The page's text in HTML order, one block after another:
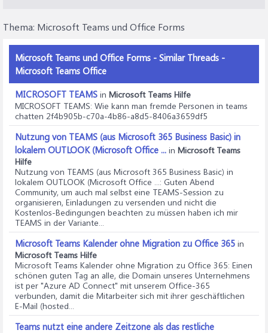
Thema: Microsoft Teams und Office Forms
Microsoft Teams und Office Forms - Similar Threads -
Microsoft Teams Office
MICROSOFT TEAMS in Microsoft Teams Hilfe
MICROSOFT TEAMS: Wie kann man fremde Personen in teams
chatten 2f4b905b-c70a-4b86-a8d5-8406a3659df5
Nutzung von TEAMS (aus Microsoft 365 Business Basic) in
lokalem OUTLOOK (Microsoft Office ... in Microsoft Teams
Hilfe
Nutzung von TEAMS (aus Microsoft 365 Business Basic) in
lokalem OUTLOOK (Microsoft Office ...: Guten Abend
Community, um auch mal selbst eine TEAMS-Session zu
organisieren, Einladungen zu versenden und nicht die
Kostenlos-Bedingungen beachten zu müssen haben ich mir
TEAMS in der Variante...
Microsoft Teams Kalender ohne Migration zu Office 365 in
Microsoft Teams Hilfe
Microsoft Teams Kalender ohne Migration zu Office 365: Einen
schönen guten Tag an alle, die Domain unseres Unternehmens
ist per "Azure AD Connect" mit unserem Office-365
verbunden, damit die Mitarbeiter sich mit ihrer geschäftlichen
E-Mail (hosted...
Teams nutzt eine andere Zeitzone als das restliche